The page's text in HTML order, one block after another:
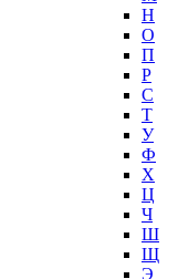
Н
О
П
Р
С
Т
У
Ф
Х
Ц
Ч
Ш
Щ
Э